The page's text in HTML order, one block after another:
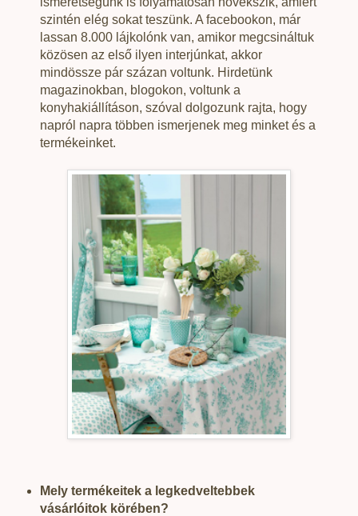
szintén elég sokat teszünk. A facebookon, már
lassan 8.000 lájkolónk van, amikor megcsináltuk
közösen az első ilyen interjúnkat, akkor
mindössze pár százan voltunk. Hirdetünk
magazinokban, blogokon, voltunk a
konyhakiállításon, szóval dolgozunk rajta, hogy
napról napra többen ismerjenek meg minket és a
termékeinket.
Mely termékeitek a legkedveltebbek
vásárlóitok körében?